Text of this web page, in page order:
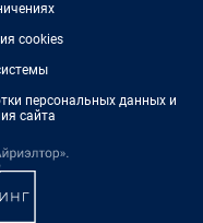
cookies
персональных данных и
сайта